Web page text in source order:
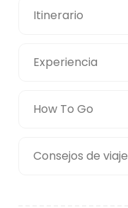
Itinerario
Experiencia
How To Go
Consejos de viaje